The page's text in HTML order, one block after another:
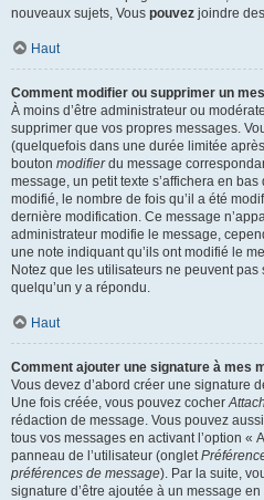
nouveaux sujets, Vous pouvez joindre
Haut
Comment modifier ou supprimer un
À moins d’être administrateur ou
supprimer que vos propres messages.
(quelquefois dans une durée limitée
bouton modifierdu message
message, un petit texte s’affichera en
modifié, le nombre de fois qu’il a été
dernière modification. Ce message
administrateur modifie le message,
une note indiquant qu’ils ont modifié le
Notez que les utilisateurs ne peuvent
quelqu’un y a répondu.
Haut
Comment ajouter une signature à mes
Vous devez d’abord créer une signature
Une fois créée, vous pouvez cocher
rédaction de message. Vous pouvez
tous vos messages en activant l’option «
panneau de l’utilisateur (onglet
préférences de message). Par la suite,
signature d’être ajoutée à un message